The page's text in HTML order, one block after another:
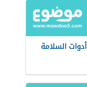
أدوات السلامة